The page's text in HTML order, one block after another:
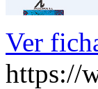
Ver
https://